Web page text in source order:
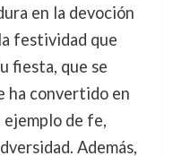
en la devoción
festividad que
fiesta, que se
ha convertido en
ejemplo de fe,
Además,